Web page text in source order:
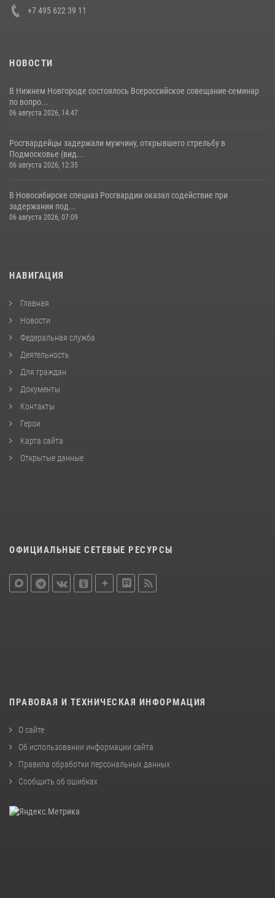
+7 495 622 39 11
НОВОСТИ
В Нижнем Новгороде состоялось Всероссийское совещание-семинар
по вопро...
06 августа 2026, 14:47
Росгвардейцы задержали мужчину, открывшего стрельбу в
Подмосковье (вид...
06 августа 2026, 12:35
В Новосибирске спецназ Росгвардии оказал содействие при
задержании под...
06 августа 2026, 07:09
НАВИГАЦИЯ
Главная
Новости
Федеральная служба
Деятельность
Для граждан
Документы
Контакты
Герои
Карта сайта
Открытые данные
ОФИЦИАЛЬНЫЕ СЕТЕВЫЕ РЕСУРСЫ
ПРАВОВАЯ И ТЕХНИЧЕСКАЯ ИНФОРМАЦИЯ
О сайте
Об использовании информации сайта
Правила обработки персональных данных
Сообщить об ошибках